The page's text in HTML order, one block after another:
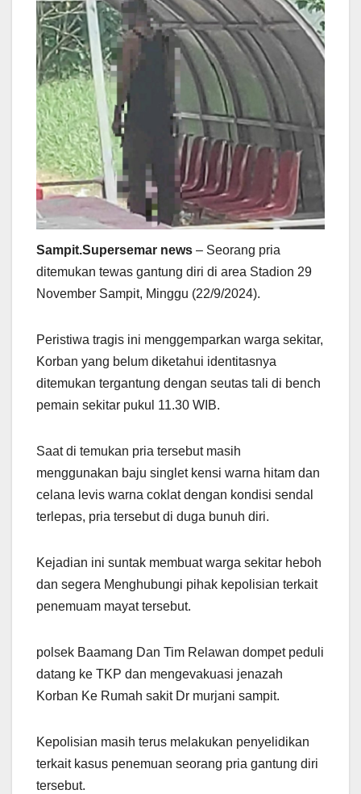
Sampit.Supersemar news – Seorang pria
ditemukan tewas gantung diri di area Stadion 29
November Sampit, Minggu (22/9/2024).
Peristiwa tragis ini menggemparkan warga sekitar,
Korban yang belum diketahui identitasnya
ditemukan tergantung dengan seutas tali di bench
pemain sekitar pukul 11.30 WIB.
Saat di temukan pria tersebut masih
menggunakan baju singlet kensi warna hitam dan
celana levis warna coklat dengan kondisi sendal
terlepas, pria tersebut di duga bunuh diri.
Kejadian ini suntak membuat warga sekitar heboh
dan segera Menghubungi pihak kepolisian terkait
penemuam mayat tersebut.
polsek Baamang Dan Tim Relawan dompet peduli
datang ke TKP dan mengevakuasi jenazah
Korban Ke Rumah sakit Dr murjani sampit.
Kepolisian masih terus melakukan penyelidikan
terkait kasus penemuan seorang pria gantung diri
tersebut.